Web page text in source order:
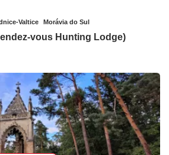
Valtice Morávia do Sul
vous Hunting Lodge)